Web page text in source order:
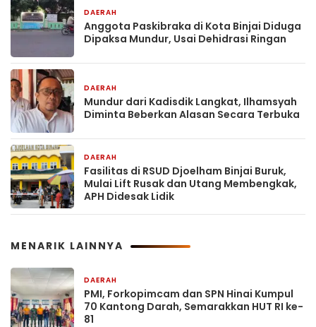
DAERAH
Anggota Paskibraka di Kota Binjai Diduga
Dipaksa Mundur, Usai Dehidrasi Ringan
DAERAH
Mundur dari Kadisdik Langkat, Ilhamsyah
Diminta Beberkan Alasan Secara Terbuka
DAERAH
Fasilitas di RSUD Djoelham Binjai Buruk,
Mulai Lift Rusak dan Utang Membengkak,
APH Didesak Lidik
MENARIK LAINNYA
DAERAH
PMI, Forkopimcam dan SPN Hinai Kumpul
70 Kantong Darah, Semarakkan HUT RI ke-
81